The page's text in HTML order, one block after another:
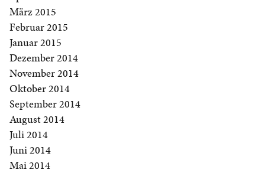
März 2015
Februar 2015
Januar 2015
Dezember 2014
November 2014
Oktober 2014
September 2014
August 2014
Juli 2014
Juni 2014
Mai 2014